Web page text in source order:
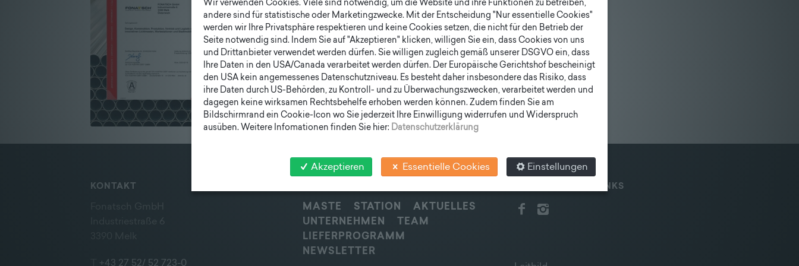
KONTAKT
Fonatsch GmbH
+43 27 52/ 52 723-0
MASTE STATION
AKTUELLES
UNTERNEHMEN
TEAM
LIEFERPROGRAMM
NEWSLETTER
SOCIAL MEDIA & LINKS
Wir verwenden Cookies. Viele sind notwendig, um die Website und ihre Funktionen zu betreiben,
andere sind für statistische oder Marketingzwecke. Mit der Entscheidung "Nur essentielle Cookies"
werden wir Ihre Privatsphäre respektieren und keine Cookies setzen, die nicht für den Betrieb der
Seite notwendig sind. Indem Sie auf "Akzeptieren" klicken, willigen Sie ein, dass Cookies von uns
und Drittanbieter verwendet werden dürfen. Sie willigen zugleich gemäß unserer DSGVO ein, dass
Ihre Daten in den USA/Canada verarbeitet werden dürfen. Der Europäische Gerichtshof bescheinigt
den USA kein angemessenes Datenschutzniveau. Es besteht daher insbesondere das Risiko, dass
ihre Daten durch US-Behörden, zu Kontroll- und zu Überwachungszwecken, verarbeitet werden und
dagegen keine wirksamen Rechtsbehelfe erhoben werden können. Zudem finden Sie am
Bildschirmrand ein Cookie-Icon wo Sie jederzeit Ihre Einwilligung widerrufen und Widerspruch
ausüben. Weitere Infomationen finden Sie hier: Datenschutzerklärung
Akzeptieren Essentielle Cookies Einstellungen